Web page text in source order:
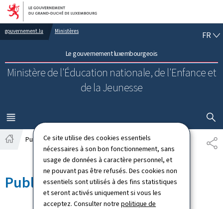
Ce site utilise des cookies essentiels
nécessaires à son bon fonctionnement, sans
usage de données à caractère personnel, et
ne pouvant pas être refusés. Des cookies non
essentiels sont utilisés à des fins statistiques
et seront activés uniquement si vous les
acceptez. Consulter notrepolitique de
Aller au menu principal
Aller au contenu
gouvernement.lu Ministères
Le gouvernement luxembourgeois
Ministère de l'Éducation nationale, de l'Enfance et
de la Jeunesse
FR
MENU
PRINCIPAL
Publications
Publications